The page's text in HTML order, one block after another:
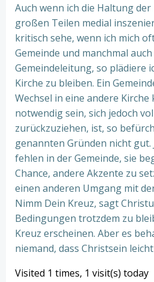
Auch wenn ich die Haltung
großen Teilen medial
kritisch sehe, wenn ich mich
Gemeinde und manchmal
Gemeindeleitung, so plädiere
Kirche zu bleiben. Ein
Wechsel in eine andere Kirche
notwendig sein, sich jedoch
zurückzuziehen, ist, so
genannten Gründen nicht gut.
fehlen in der Gemeinde, sie
Chance, andere Akzente zu
einen anderen Umgang mit
Nimm Dein Kreuz, sagt
Bedingungen trotzdem zu
Kreuz erscheinen. Aber es
niemand, dass Christsein
Visited 1 times, 1 visit(s) today